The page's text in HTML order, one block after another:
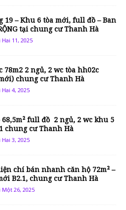
19 – Khu 6 tòa mới, full đồ – Ban
tại chung cư Thanh Hà
11, 2025
78m2 2 ngủ, 2 wc tòa hh02c
chung cư Thanh Hà
4, 2025
68,5m² full đồ 2 ngủ, 2 wc khu 5
chung cư Thanh Hà
3, 2025
chí bán nhanh căn hộ 72m² –
B2.1, chung cư Thanh Hà
26, 2025